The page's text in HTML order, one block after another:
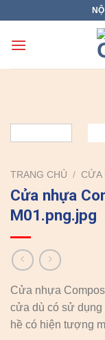
content
TRANG CHỦ / CỬA
Cửa nhựa
M01.png.jpg
Cửa nhựa
cửa dù có sử dụng
hề có hiện tượng